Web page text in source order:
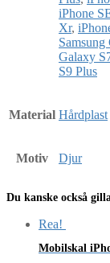
iPhone
Xr,
Galaxy
S9 Plus
Material Hårdplast
Motiv Djur
Du kanske också
Rea!
Mobilskal